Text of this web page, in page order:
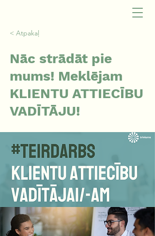
< Atpakaļ
Nāc strādāt pie
mums! Meklējam
KLIENTU ATTIECĪBU
VADĪTĀJU!